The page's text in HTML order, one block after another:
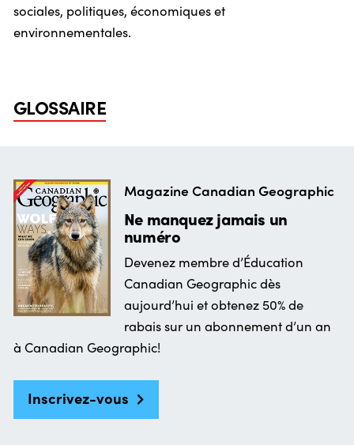
sociales, politiques, économiques et
environnementales.
GLOSSAIRE
Magazine Canadian Geographic
Ne manquez jamais un
numéro
Devenez membre d’Éducation
Canadian Geographic dès
aujourd’hui et obtenez 50% de
rabais sur un abonnement d’un an
à Canadian Geographic!
Inscrivez-vous